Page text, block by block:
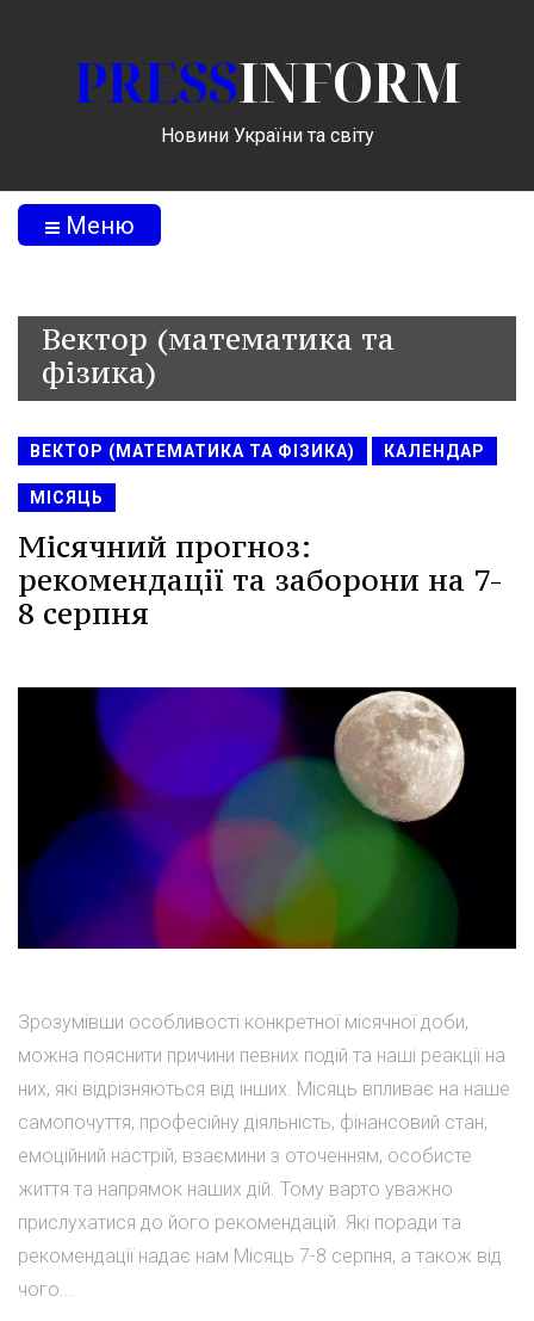
PRESSINFORM
Новини України та світу
Меню
Вектор (математика та
фізика)
ВЕКТОР (МАТЕМАТИКА ТА ФІЗИКА) КАЛЕНДАР
МІСЯЦЬ
Місячний прогноз:
рекомендації та заборони на 7-
8 серпня
Зрозумівши особливості конкретної місячної доби,
можна пояснити причини певних подій та наші реакції на
них, які відрізняються від інших. Місяць впливає на наше
самопочуття, професійну діяльність, фінансовий стан,
емоційний настрій, взаємини з оточенням, особисте
життя та напрямок наших дій. Тому варто уважно
прислухатися до його рекомендацій. Які поради та
рекомендації надає нам Місяць 7-8 серпня, а також від
чого...